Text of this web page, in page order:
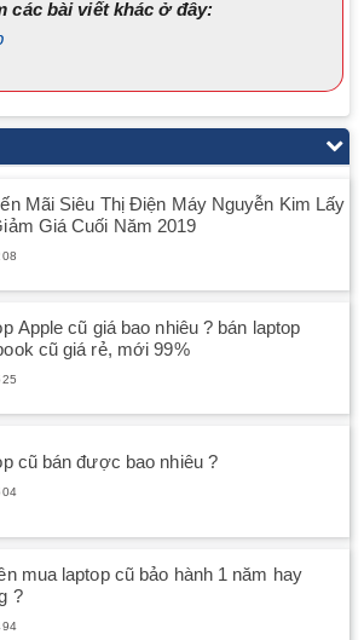
các bài viết khác ở đây:
Mãi Siêu Thị Điện Máy Nguyễn Kim Lấy
Giá Cuối Năm 2019
Apple cũ giá bao nhiêu ? bán laptop
cũ giá rẻ, mới 99%
cũ bán được bao nhiêu ?
mua laptop cũ bảo hành 1 năm hay
?